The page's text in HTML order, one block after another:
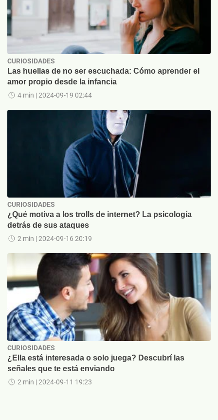
CURIOSIDADES
Las huellas de no ser escuchada: Cómo aprender el
amor propio desde la infancia
4 min | 2024-09-19 02:44
CURIOSIDADES
¿Qué motiva a los trolls de internet? La psicología
detrás de sus ataques
2 min | 2024-09-16 20:19
CURIOSIDADES
¿Ella está interesada o solo juega? Descubrí las
señales que te está enviando
2 min | 2024-09-11 19:23